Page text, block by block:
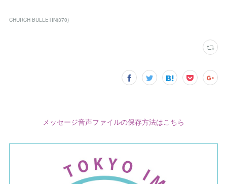
CHURCH BULLETIN(370)
メッセージ音声ファイルの保存方法はこちら